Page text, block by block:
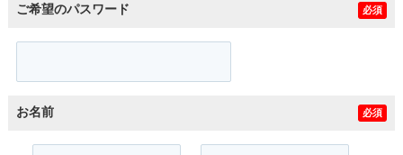
ご希望のパスワード 必須
お名前 必須